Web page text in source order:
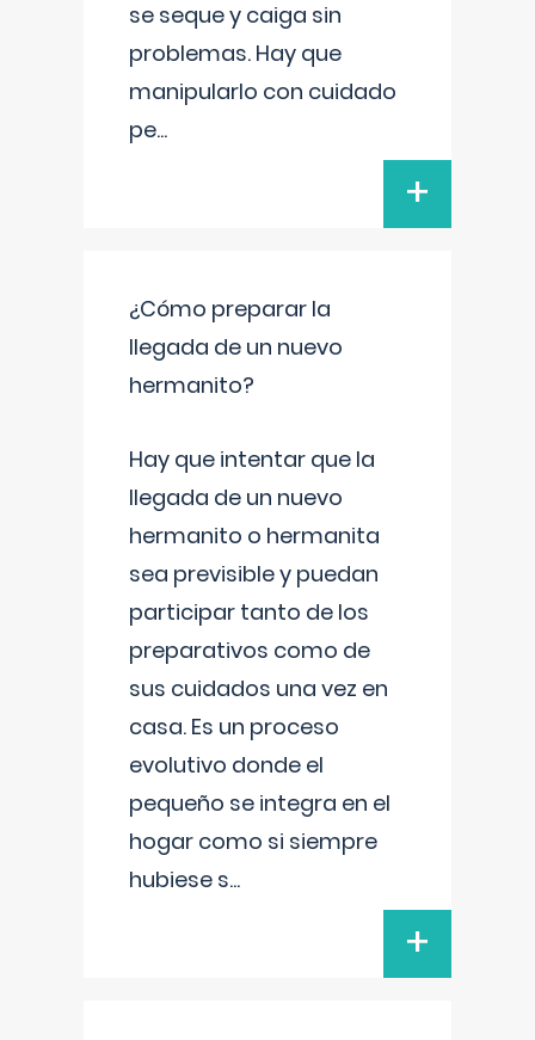
se seque y caiga sin
problemas. Hay que
manipularlo con cuidado
pe...
+
¿Cómo preparar la
llegada de un nuevo
hermanito?
Hay que intentar que la
llegada de un nuevo
hermanito o hermanita
sea previsible y puedan
participar tanto de los
preparativos como de
sus cuidados una vez en
casa. Es un proceso
evolutivo donde el
pequeño se integra en el
hogar como si siempre
hubiese s...
+